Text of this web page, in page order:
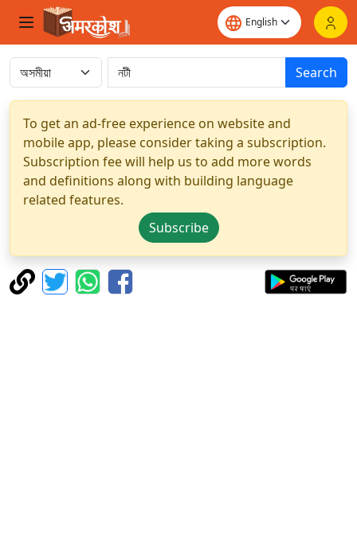
Search
To get an ad-free experience on website and
mobile app, please consider taking a subscription.
Subscription fee will help us to add more words
and definitions along with building language
related features.
Subscribe